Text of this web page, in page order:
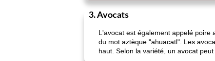
3. Avocats
L'avocat est également appelé poire
du mot aztèque "ahuacatl". Les
haut. Selon la variété, un avocat